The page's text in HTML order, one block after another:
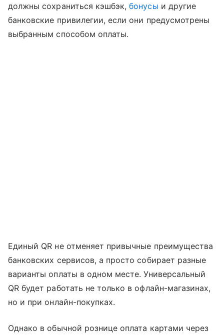
должны сохраниться кэшбэк,бонусы и другие
банковские привилегии, если они предусмотрены
выбранным способом оплаты.
Единый QR не отменяет привычные преимущества
банковских сервисов, а просто собирает разные
варианты оплаты в одном месте. Универсальный
QR будет работать не только в офлайн-магазинах,
но и при онлайн-покупках.
Однако в обычной рознице оплата картами через